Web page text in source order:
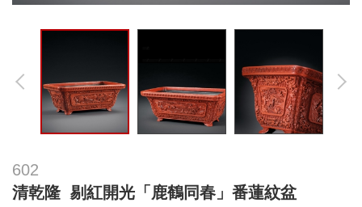
602
清乾隆 剔紅開光「鹿鶴同春」番蓮紋盆